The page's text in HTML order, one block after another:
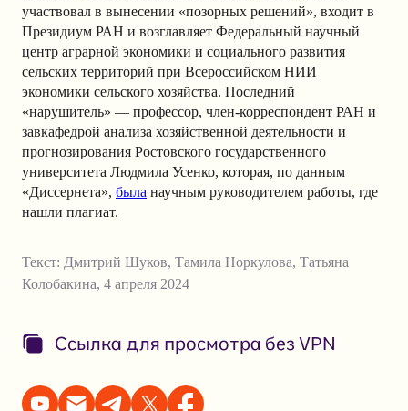
участвовал в вынесении «позорных решений», входит в
Президиум РАН и возглавляет Федеральный научный
центр аграрной экономики и социального развития
сельских территорий при Всероссийском НИИ
экономики сельского хозяйства. Последний
«нарушитель» — профессор, член-корреспондент РАН и
завкафедрой анализа хозяйственной деятельности и
прогнозирования Ростовского государственного
университета Людмила Усенко, которая, по данным
«Диссернета», была научным руководителем работы, где
нашли плагиат.
Текст: Дмитрий Шуков, Тамила Норкулова, Татьяна
Колобакина, 4 апреля 2024
Ссылка для просмотра без VPN